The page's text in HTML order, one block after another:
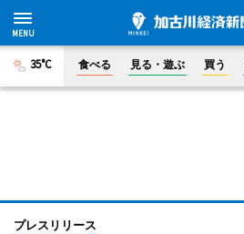
35°C 食べる 見る・遊ぶ 買う
プレスリリース